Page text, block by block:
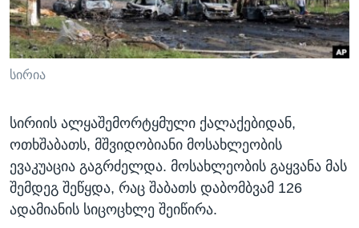
ᲡᲢᲣᲓᲘᲐ ᲕᲐᲨᲘᲜᲒᲢᲝᲜᲘ
ᲔᲙᲝᲜᲝᲛᲘᲙᲐ
ᲯᲐᲜᲛᲠᲗᲔᲚᲝᲑᲐ
ᲛᲔᲪᲜᲘᲔᲠᲔᲑᲐ
ᲙᲣᲚᲢᲣᲠᲐ
ᲓᲔᲖᲘᲜᲤᲝᲠᲛᲐᲪᲘᲐ
Learning English
ᲗᲕᲐᲚᲘ ᲒᲕᲐᲓᲔᲕᲜᲔᲗ
ენები
სირია
სირიის ალყაშემორტყმული ქალაქებიდან,
ოთხშაბათს, მშვიდობიანი მოსახლეობის
ევაკუაცია გაგრძელდა. მოსახლეობის გაყვანა მას
შემდეგ შეწყდა, რაც შაბათს დაბომბვამ 126
ადამიანის სიცოცხლე შეიწირა.